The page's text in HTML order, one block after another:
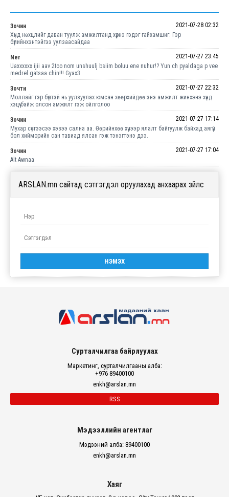
Зочин
2021-07-28 02:32
Хүнд нөхцлийг даван туулж амжилтанд хүрнэ гэдэг гайхамшиг. Гэр
бүлийнхэнтэйгээ уулзаасайдаа
Ner
2021-07-27 23:45
Uaxxxxxx ijii aav 2too nom unshuulj bsiim boluu ene nuhur!? Yun ch pyaldaga p vee
medrel gatsaa chin!!! Gyax3
Зочтн
2021-07-27 22:32
Моллайг гэр бүлтэй нь уулзуулах юмсан хөөрхийдөө энэ амжилт жинхэнэ хүнд
хэцүү байж олсон амжилт гэж ойлголоо
Зочин
2021-07-27 17:14
Мухар сүсгээсээ хэзээ сална аа. Өөрийнхөө хүчээр ялалт байгуулж байхад аягүй
бол хийморийн сан тавиад ялсан гэж тэнэгтэнэ дээ.
Зочин
2021-07-27 17:04
Alt Awnaa
ARSLAN.mn сайтад сэтгэгдэл оруулахад анхаарах зүйлс
Сурталчилгаа байрлуулах
Маркетинг, сурталчилгааны алба:
+976 89400100
enkh@arslan.mn
RSS
Мэдээллийн агентлаг
Мэдээний алба: 89400100
enkh@arslan.mn
Хаяг